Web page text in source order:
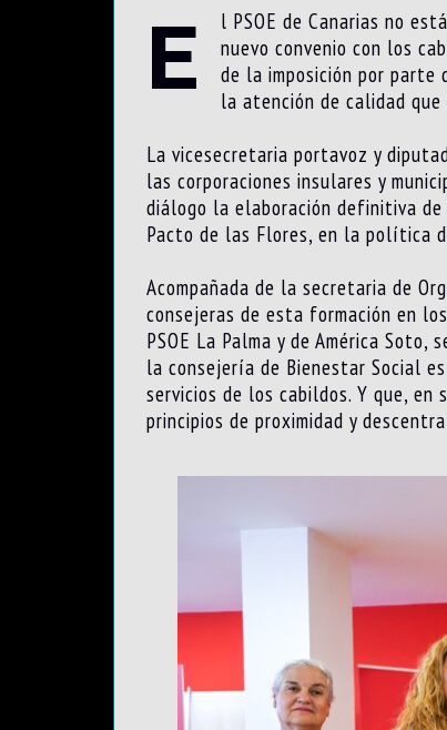
E
l PSOE de Canarias no
nuevo convenio con los
de la imposición por parte
la atención de calidad
La vicesecretaria portavoz y
las corporaciones insulares y
diálogo la elaboración definitiva de
Pacto de las Flores, en la política
Acompañada de la secretaria de
consejeras de esta formación en
PSOE La Palma y de América
la consejería de Bienestar Social
servicios de los cabildos. Y que,
principios de proximidad y